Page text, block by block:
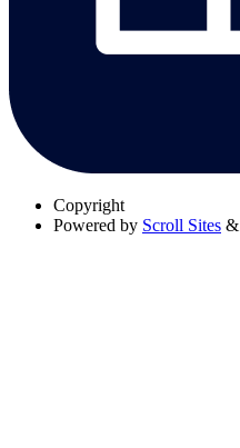
Copyright
Powered by Scroll Sites &